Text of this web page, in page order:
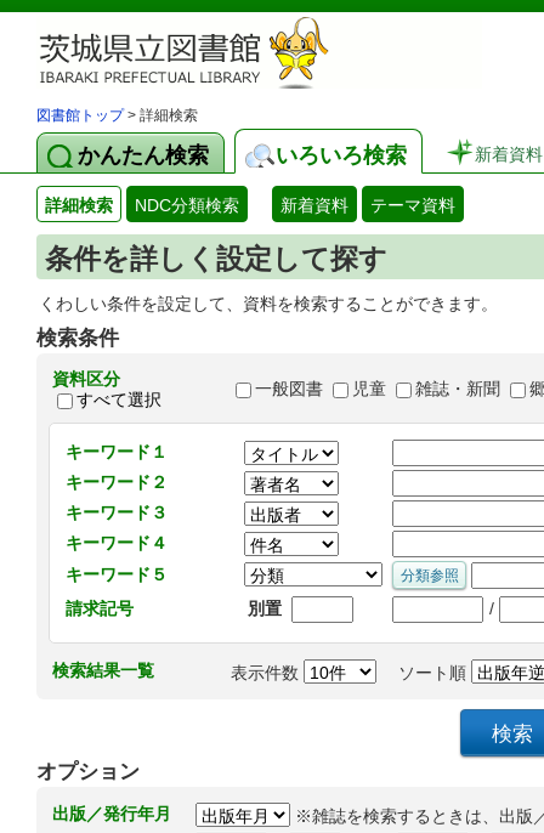
図書館トップ> 詳細検索
かんたん検索 いろいろ検索 新着資料
詳細検索 NDC分類検索 新着資料 テーマ資料
条件を詳しく設定して探す
くわしい条件を設定して、資料を検索することができます。
検索条件
資料区分
すべて選択
一般図書 児童 雑誌・新聞
キーワード１
キーワード２
キーワード３
キーワード４
キーワード５
請求記号
別置 /
検索結果一覧 表示件数 ソート順
オプション
出版／発行年月
※雑誌を検索するときは、出版